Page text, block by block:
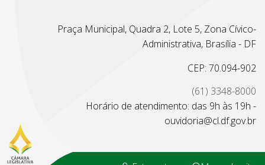
Praça Municipal, Quadra 2, Lote 5, Zona Cívico-
Administrativa, Brasília - DF
CEP: 70.094-902
(61) 3348-8000
Horário de atendimento: das 9h às 19h -
ouvidoria@cl.df.gov.br